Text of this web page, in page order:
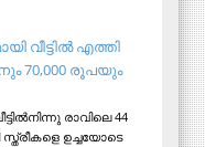
വീട്ടിൽ എത്തി
70,000 രൂപയും
രാവിലെ 44
സ്ത്രീകളെ ഉച്ചയോടെ